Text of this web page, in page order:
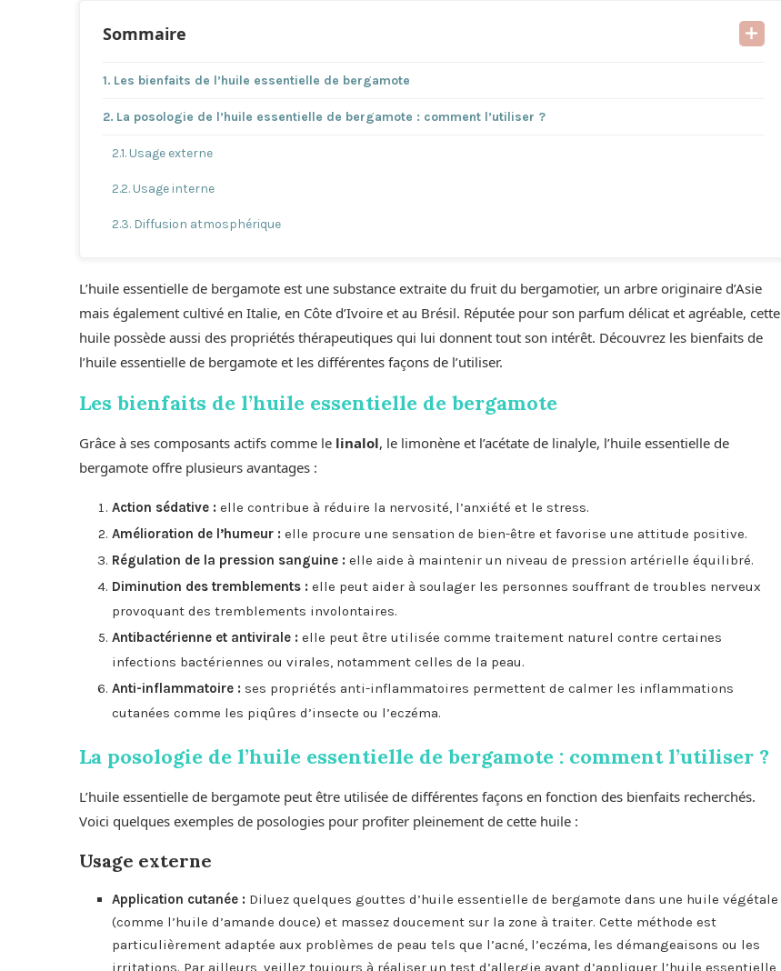
Sommaire
Les bienfaits de l’huile essentielle de bergamote
La posologie de l’huile essentielle de bergamote : comment l’utiliser ?
Usage externe
Usage interne
Diffusion atmosphérique
L’huile essentielle de bergamote est une substance extraite du fruit du bergamotier, un arbre originaire d’Asie
mais également cultivé en Italie, en Côte d’Ivoire et au Brésil. Réputée pour son parfum délicat et agréable, cette
huile possède aussi des propriétés thérapeutiques qui lui donnent tout son intérêt. Découvrez les bienfaits de
l’huile essentielle de bergamote et les différentes façons de l’utiliser.
Les bienfaits de l’huile essentielle de bergamote
Grâce à ses composants actifs comme le linalol, le limonène et l’acétate de linalyle, l’huile essentielle de
bergamote offre plusieurs avantages :
Action sédative : elle contribue à réduire la nervosité, l’anxiété et le stress.
Amélioration de l’humeur : elle procure une sensation de bien-être et favorise une attitude positive.
Régulation de la pression sanguine : elle aide à maintenir un niveau de pression artérielle équilibré.
Diminution des tremblements : elle peut aider à soulager les personnes souffrant de troubles nerveux
provoquant des tremblements involontaires.
Antibactérienne et antivirale : elle peut être utilisée comme traitement naturel contre certaines
infections bactériennes ou virales, notamment celles de la peau.
Anti-inflammatoire : ses propriétés anti-inflammatoires permettent de calmer les inflammations
cutanées comme les piqûres d’insecte ou l’eczéma.
La posologie de l’huile essentielle de bergamote : comment l’utiliser ?
L’huile essentielle de bergamote peut être utilisée de différentes façons en fonction des bienfaits recherchés.
Voici quelques exemples de posologies pour profiter pleinement de cette huile :
Usage externe
Application cutanée : Diluez quelques gouttes d’huile essentielle de bergamote dans une huile végétale
(comme l’huile d’amande douce) et massez doucement sur la zone à traiter. Cette méthode est
particulièrement adaptée aux problèmes de peau tels que l’acné, l’eczéma, les démangeaisons ou les
irritations. Par ailleurs, veillez toujours à réaliser un test d’allergie avant d’appliquer l’huile essentielle